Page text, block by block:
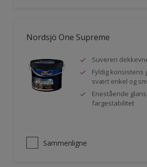
Nordsjö One Supreme
Suveren
Fyldig konsistens
svært enkel og
Enestående
fargestabilitet
Sammenligne